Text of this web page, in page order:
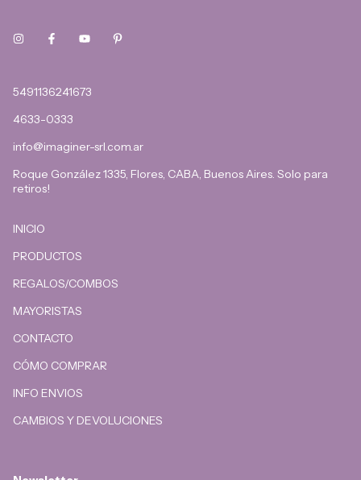
5491136241673
4633-0333
info@imaginer-srl.com.ar
Roque González 1335, Flores, CABA, Buenos Aires. Solo para
retiros!
INICIO
PRODUCTOS
REGALOS/COMBOS
MAYORISTAS
CONTACTO
CÓMO COMPRAR
INFO ENVIOS
CAMBIOS Y DEVOLUCIONES